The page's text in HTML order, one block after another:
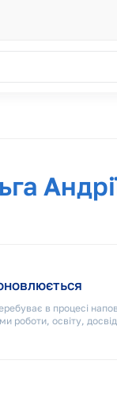
в процесі
роботи, освіту, досвід